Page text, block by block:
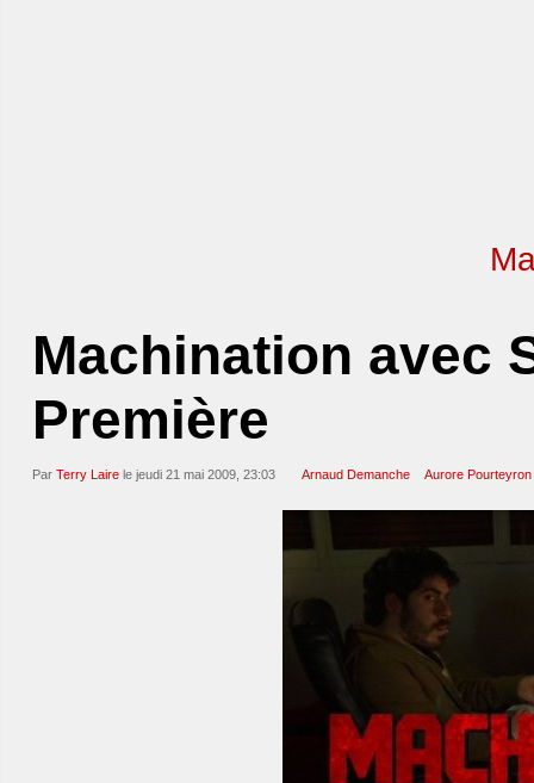
Machination avec
Première
Par Terry Laire le jeudi 21 mai 2009, 23:03 Arnaud Demanche Aurore Pourteyron